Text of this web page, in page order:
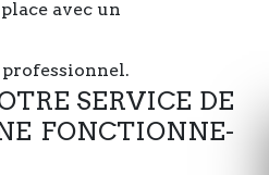
avec un
SERVICE DE
FONCTIONNE-